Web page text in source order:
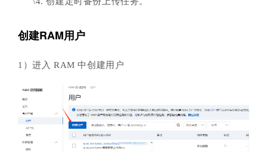
创建RAM用户
1）进入 RAM 中创建用户